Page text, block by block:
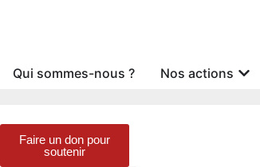
Qui sommes-nous ? Nos actions
Faire un don pour
soutenir